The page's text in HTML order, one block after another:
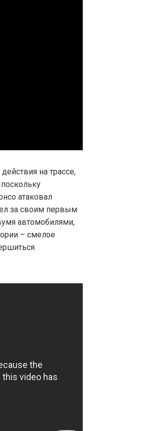
на трассе,
атаковал
за своим первым
автомобилями,
– смелое